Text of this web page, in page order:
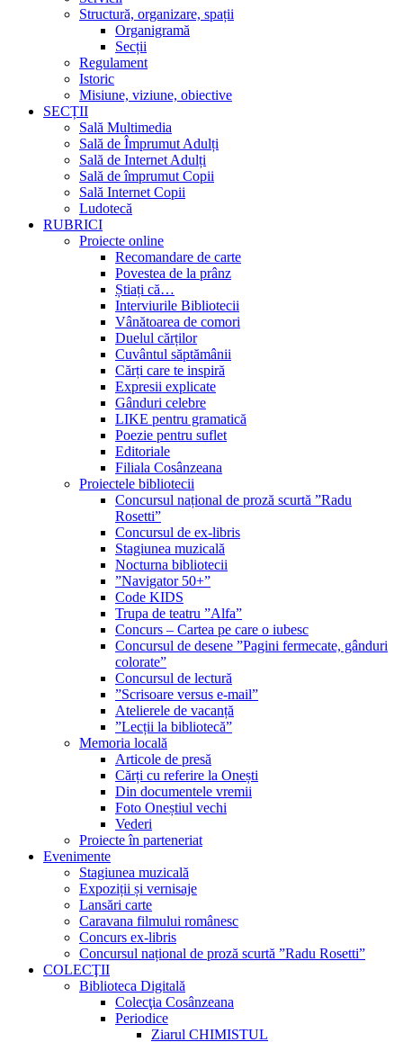
Structură, organizare, spații
Organigramă
Secții
Regulament
Istoric
Misiune, viziune, obiective
SECȚII
Sală Multimedia
Sală de Împrumut Adulți
Sală de Internet Adulți
Sală de împrumut Copii
Sală Internet Copii
Ludotecă
RUBRICI
Proiecte online
Recomandare de carte
Povestea de la prânz
Știați că…
Interviurile Bibliotecii
Vânătoarea de comori
Duelul cărților
Cuvântul săptămânii
Cărți care te inspiră
Expresii explicate
Gânduri celebre
LIKE pentru gramatică
Poezie pentru suflet
Editoriale
Filiala Cosânzeana
Proiectele bibliotecii
Concursul național de proză scurtă ”Radu
Rosetti”
Concursul de ex-libris
Stagiunea muzicală
Nocturna bibliotecii
”Navigator 50+”
Code KIDS
Trupa de teatru ”Alfa”
Concurs – Cartea pe care o iubesc
Concursul de desene ”Pagini fermecate, gânduri
colorate”
Concursul de lectură
”Scrisoare versus e-mail”
Atelierele de vacanță
”Lecții la bibliotecă”
Memoria locală
Articole de presă
Cărți cu referire la Onești
Din documentele vremii
Foto Oneștiul vechi
Vederi
Proiecte în parteneriat
Evenimente
Stagiunea muzicală
Expoziții și vernisaje
Lansări carte
Caravana filmului românesc
Concurs ex-libris
Concursul național de proză scurtă ”Radu Rosetti”
COLECŢII
Biblioteca Digitală
Colecţia Cosânzeana
Periodice
Ziarul CHIMISTUL